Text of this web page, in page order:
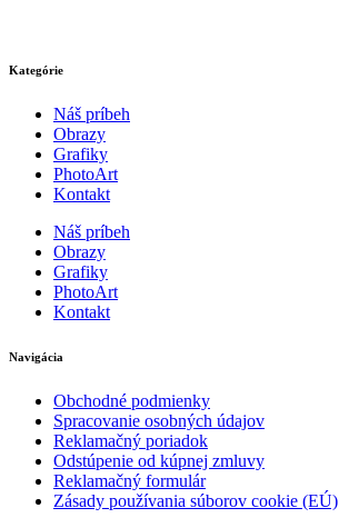
Kategórie
Náš príbeh
Obrazy
Grafiky
PhotoArt
Kontakt
Náš príbeh
Obrazy
Grafiky
PhotoArt
Kontakt
Navigácia
Obchodné podmienky
Spracovanie osobných údajov
Reklamačný poriadok
Odstúpenie od kúpnej zmluvy
Reklamačný formulár
Zásady používania súborov cookie (EÚ)